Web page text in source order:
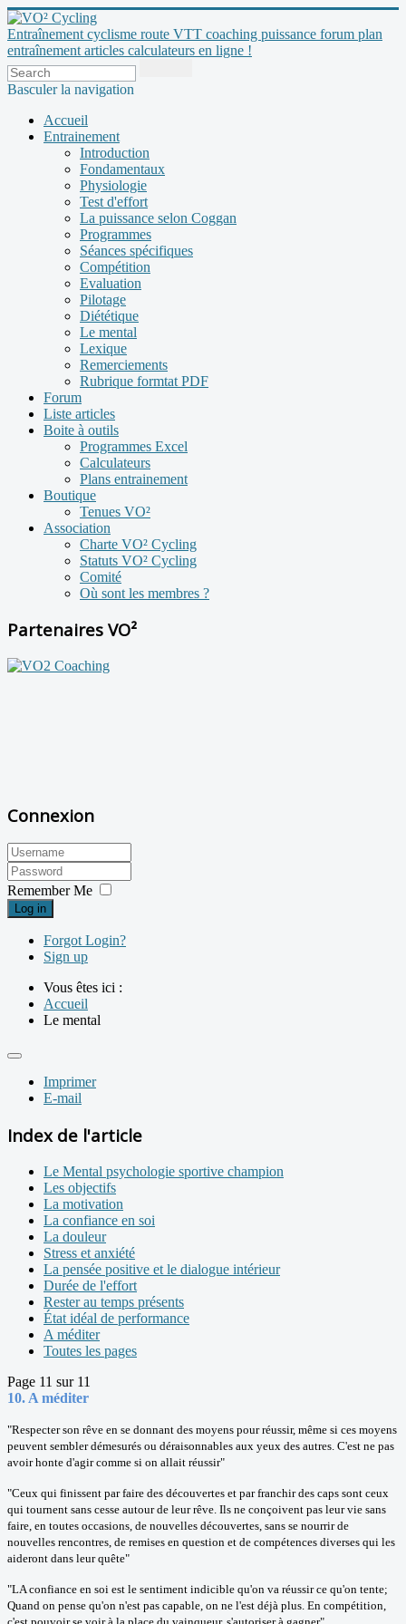
Entraînement cyclisme route VTT coaching puissance forum plan
entraînement articles calculateurs en ligne !
Basculer la navigation
Accueil
Entrainement
Introduction
Fondamentaux
Physiologie
Test d'effort
La puissance selon Coggan
Programmes
Séances spécifiques
Compétition
Evaluation
Pilotage
Diététique
Le mental
Lexique
Remerciements
Rubrique formtat PDF
Forum
Liste articles
Boite à outils
Programmes Excel
Calculateurs
Plans entrainement
Boutique
Tenues VO²
Association
Charte VO² Cycling
Statuts VO² Cycling
Comité
Où sont les membres ?
Partenaires VO²
Connexion
Remember Me
Log in
Forgot Login?
Sign up
Vous êtes ici :
Accueil
Le mental
Imprimer
E-mail
Index de l'article
Le Mental psychologie sportive champion
Les objectifs
La motivation
La confiance en soi
La douleur
Stress et anxiété
La pensée positive et le dialogue intérieur
Durée de l'effort
Rester au temps présents
État idéal de performance
A méditer
Toutes les pages
Page 11 sur 11
10. A méditer
"Respecter son rêve en se donnant des moyens pour réussir, même si ces moyens
peuvent sembler démesurés ou déraisonnables aux yeux des autres. C'est ne pas
avoir honte d'agir comme si on allait réussir"
"Ceux qui finissent par faire des découvertes et par franchir des caps sont ceux
qui tournent sans cesse autour de leur rêve. Ils ne conçoivent pas leur vie sans
faire, en toutes occasions, de nouvelles découvertes, sans se nourrir de
nouvelles rencontres, de remises en question et de compétences diverses qui les
aideront dans leur quête"
"LA confiance en soi est le sentiment indicible qu'on va réussir ce qu'on tente;
Quand on pense qu'on n'est pas capable, on ne l'est déjà plus. En compétition,